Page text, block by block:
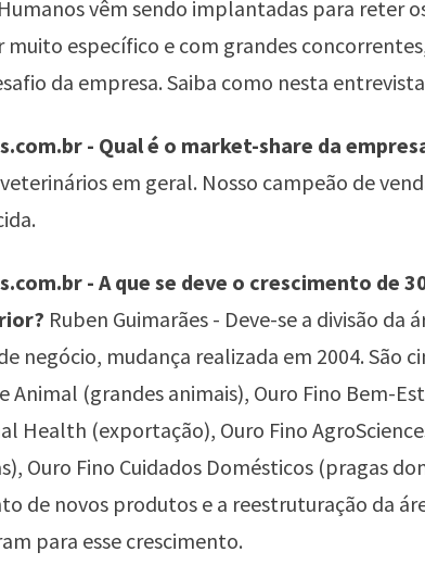
vêm sendo implantadas para reter
muito específico e com grandes
da empresa. Saiba como nesta
- Qual é o market-share da
em geral. Nosso campeão de
- A que se deve o crescimento de
Ruben Guimarães - Deve-se a divisão da
negócio, mudança realizada em 2004. São
Animal (grandes animais), Ouro Fino Bem-
Health (exportação), Ouro Fino
Ouro Fino Cuidados Domésticos (pragas
de novos produtos e a reestruturação da
para esse crescimento.